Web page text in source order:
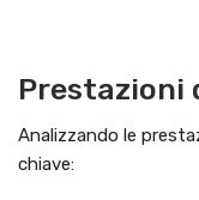
Prestazioni
Analizzando le
chiave: